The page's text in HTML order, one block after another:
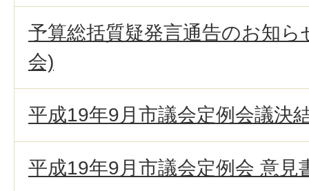
予算総括質疑発言通告のお知ら
会)
平成19年9月市議会定例会議決
平成19年9月市議会定例会 意見